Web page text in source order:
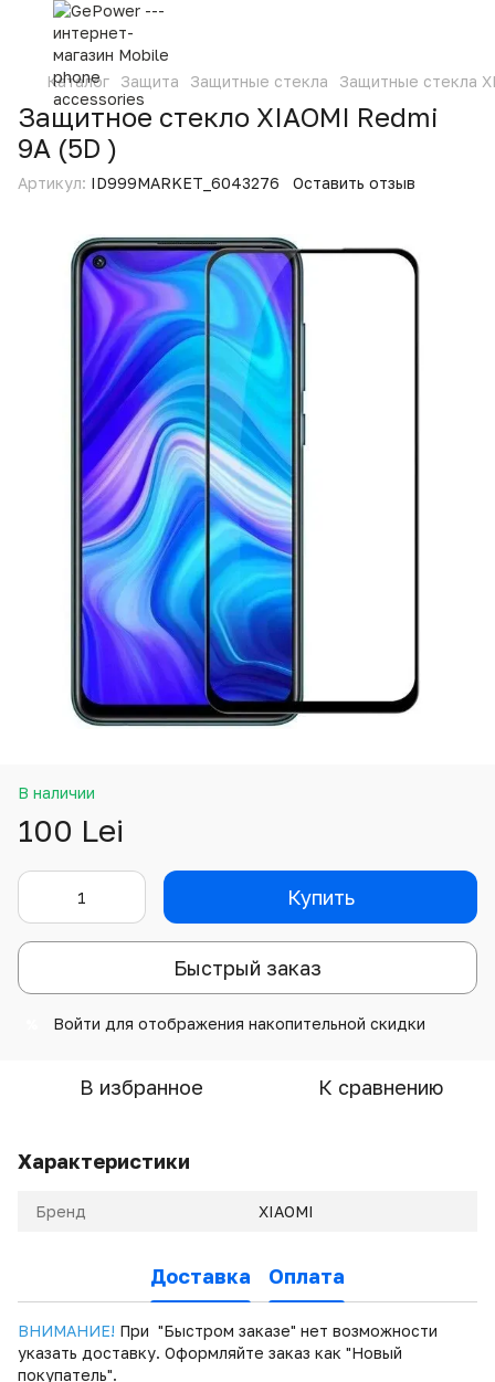
Каталог Защита Защитные стекла Защитные стекла
Защитное стекло XIAOMI Redmi
9A (5D )
Артикул: ID999MARKET_6043276 Оставить отзыв
В наличии
100 Lei
Купить
Быстрый заказ
Войти для отображения накопительной скидки
В избранное К сравнению
Характеристики
Бренд XIAOMI
Доставка Оплата
ВНИМАНИЕ! При "Быстром заказе" нет возможности
указать доставку. Оформляйте заказ как "Новый
покупатель".